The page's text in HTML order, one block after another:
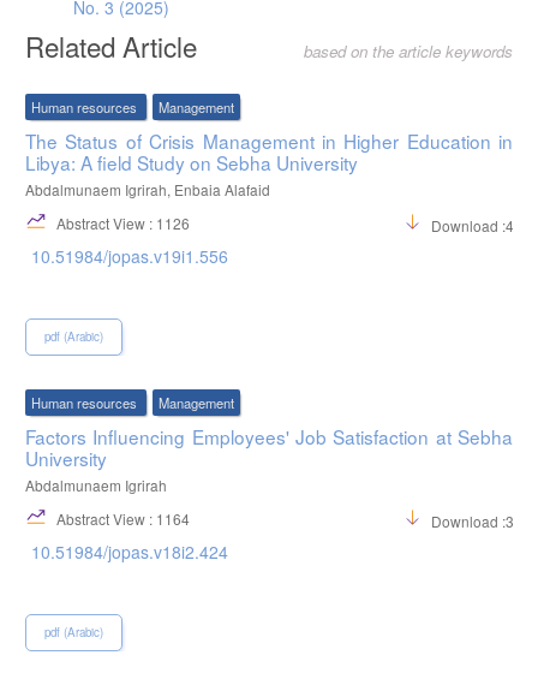
No. 3 (2025)
Related Article based on the article keywords
Human resources Management
The Status of Crisis Management in Higher Education in
Libya: A field Study on Sebha University
Abdalmunaem Igrirah, Enbaia Alafaid
Abstract View : 1126
Download :449
10.51984/jopas.v19i1.556
pdf (Arabic)
Human resources Management
Factors Influencing Employees' Job Satisfaction at Sebha
University
Abdalmunaem Igrirah
Abstract View : 1164
Download :311
10.51984/jopas.v18i2.424
pdf (Arabic)